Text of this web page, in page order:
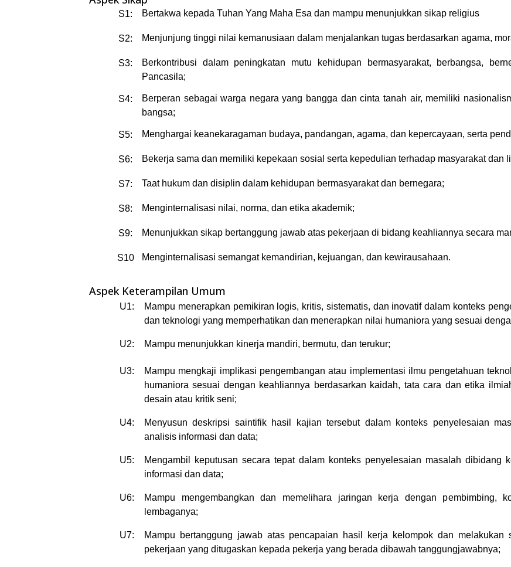
S1: Bertakwa kepada Tuhan Yang Maha Esa dan mampu menunjukkan sikap religius
S2: Menjunjung tinggi nilai kemanusiaan dalam menjalankan tugas berdasarkan agama,
S3:
Berkontribusi dalam peningkatan mutu kehidupan bermasyarakat, berbangsa,
Pancasila;
S4:
Berperan sebagai warga negara yang bangga dan cinta tanah air, memiliki
bangsa;
S5: Menghargai keanekaragaman budaya, pandangan, agama, dan kepercayaan, serta
S6: Bekerja sama dan memiliki kepekaan sosial serta kepedulian terhadap masyarakat dan
S7: Taat hukum dan disiplin dalam kehidupan bermasyarakat dan bernegara;
S8: Menginternalisasi nilai, norma, dan etika akademik;
S9: Menunjukkan sikap bertanggung jawab atas pekerjaan di bidang keahliannya secara
S10
Menginternalisasi semangat kemandirian, kejuangan, dan kewirausahaan.
Aspek Keterampilan Umum
U1:
Mampu menerapkan pemikiran logis, kritis, sistematis, dan inovatif dalam konteks
dan teknologi yang memperhatikan dan menerapkan nilai humaniora yang sesuai
U2: Mampu menunjukkan kinerja mandiri, bermutu, dan terukur;
U3:
Mampu mengkaji implikasi pengembangan atau implementasi ilmu pengetahuan
humaniora sesuai dengan keahliannya berdasarkan kaidah, tata cara dan etika
desain atau kritik seni;
U4:
Menyusun deskripsi saintifik hasil kajian tersebut dalam konteks penyelesaian
analisis informasi dan data;
U5:
Mengambil keputusan secara tepat dalam konteks penyelesaian masalah dibidang
informasi dan data;
U6:
Mampu mengembangkan dan memelihara jaringan kerja dengan
lembaganya;
U7:
Mampu bertanggung jawab atas pencapaian hasil kerja kelompok dan melakukan
pekerjaan yang ditugaskan kepada pekerja yang berada dibawah tanggungjawabnya;